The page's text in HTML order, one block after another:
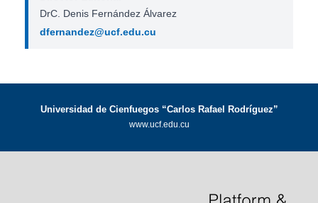
DrC. Denis Fernández Álvarez
dfernandez@ucf.edu.cu
Universidad de Cienfuegos “Carlos Rafael Rodríguez”
www.ucf.edu.cu